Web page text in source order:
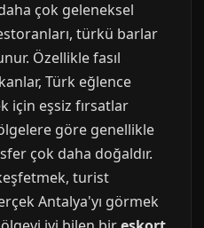
çok geleneksel
türkü barlar
Özellikle fasıl
Türk eğlence
için eşsiz fırsatlar
göre genellikle
çok daha doğaldır.
turist
Antalya'yı görmek